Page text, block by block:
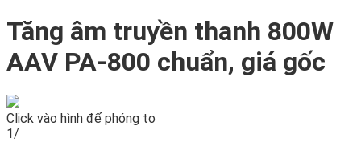
Tăng âm truyền thanh 800W
AAV PA-800 chuẩn, giá gốc
Click vào hình để phóng to
1/